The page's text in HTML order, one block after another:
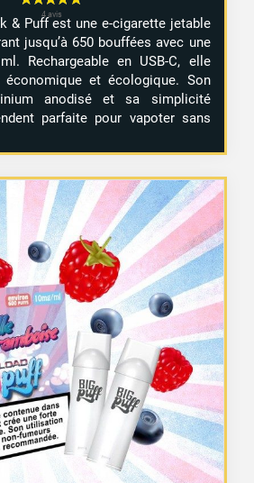
3 avis
& Puff est une e-cigarette jetable
jusqu’à 650 bouffées avec une
Rechargeable en USB-C, elle
économique et écologique. Son
anodisé et sa simplicité
parfaite pour vapoter sans